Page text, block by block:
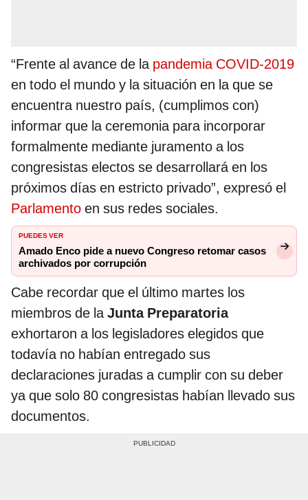
“Frente al avance de la pandemia COVID-2019
en todo el mundo y la situación en la que se
encuentra nuestro país, (cumplimos con)
informar que la ceremonia para incorporar
formalmente mediante juramento a los
congresistas electos se desarrollará en los
próximos días en estricto privado”, expresó el
Parlamento en sus redes sociales.
PUEDES VER
Amado Enco pide a nuevo Congreso retomar casos
archivados por corrupción
Cabe recordar que el último martes los
miembros de laJunta Preparatoria
exhortaron a los legisladores elegidos que
todavía no habían entregado sus
declaraciones juradas a cumplir con su deber
ya que solo 80 congresistas habían llevado sus
documentos.